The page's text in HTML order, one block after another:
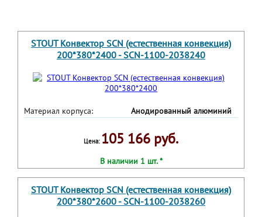
STOUT Конвектор SCN (естественная конвекция)
200*380*2400 - SCN-1100-2038240
Материал корпуса: Анодированный алюминий
Цена: 105 166 руб.
В наличии 1 шт. *
STOUT Конвектор SCN (естественная конвекция)
200*380*2600 - SCN-1100-2038260